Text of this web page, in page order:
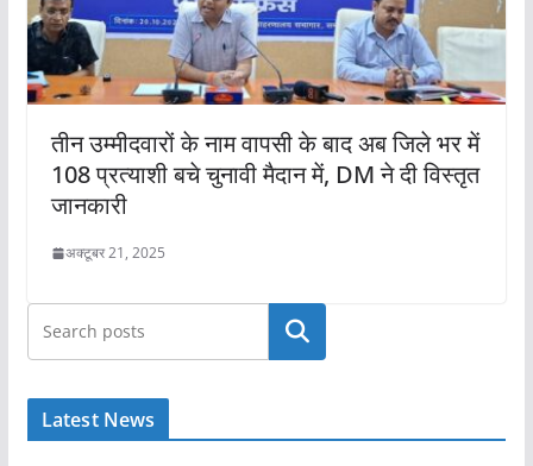
तीन उम्मीदवारों के नाम वापसी के बाद अब जिले भर में
108 प्रत्याशी बचे चुनावी मैदान में, DM ने दी विस्तृत
जानकारी
अक्टूबर 21, 2025
खोजें
Latest News